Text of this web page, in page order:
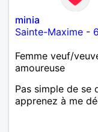
minia
Sainte-Maxime -
Femme veuf/
amoureuse
Pas simple de se
apprenez à me